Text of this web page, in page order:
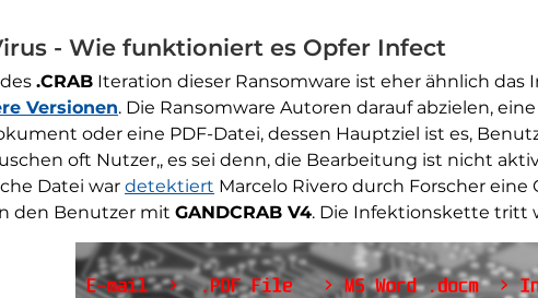
- Wie funktioniert es Opfer Infect
.CRAB Iteration dieser Ransomware ist eher ähnlich das
Versionen. Die Ransomware Autoren darauf abzielen,
oder eine PDF-Datei, dessen Hauptziel ist es,
oft Nutzer,, es sei denn, die Bearbeitung ist nicht
Datei war detektiert Marcelo Rivero durch Forscher
den Benutzer mit GANDCRAB V4. Die Infektionskette tritt